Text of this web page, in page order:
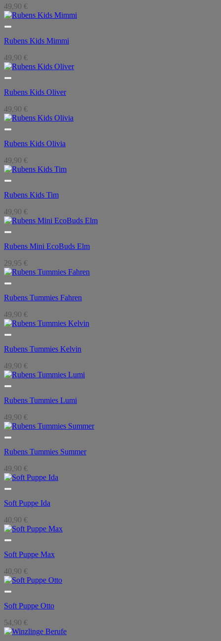
49,90 €
Rubens Kids Mimmi
49,90 €
Rubens Kids Oliver
49,90 €
Rubens Kids Olivia
49,90 €
Rubens Kids Tim
49,90 €
Rubens Mini EcoBuds Elm
29,95 €
Rubens Tummies Fahren
49,90 €
Rubens Tummies Kelvin
49,90 €
Rubens Tummies Lumi
49,90 €
Rubens Tummies Summer
49,90 €
Soft Puppe Ida
40,90 €
Soft Puppe Max
40,90 €
Soft Puppe Otto
54,90 €